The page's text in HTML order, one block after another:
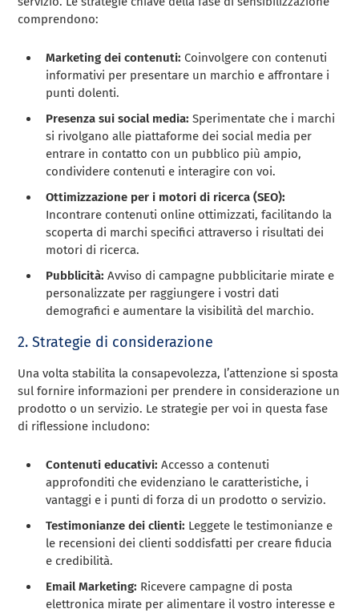
comprendono:
Marketing dei contenuti:Coinvolgere con contenuti
informativi per presentare un marchio e affrontare i
punti dolenti.
Presenza sui social media: Sperimentate che i marchi
si rivolgano alle piattaforme dei social media per
entrare in contatto con un pubblico più ampio,
condividere contenuti e interagire con voi.
Ottimizzazione per i motori di ricerca (SEO):
Incontrare contenuti online ottimizzati, facilitando la
scoperta di marchi specifici attraverso i risultati dei
motori di ricerca.
Pubblicità: Avviso di campagne pubblicitarie mirate e
personalizzate per raggiungere i vostri dati
demografici e aumentare la visibilità del marchio.
2. Strategie di considerazione
Una volta stabilita la consapevolezza, l’attenzione si sposta
sul fornire informazioni per prendere in considerazione un
prodotto o un servizio. Le strategie per voi in questa fase
di riflessione includono:
Contenuti educativi: Accesso a contenuti
approfonditi che evidenziano le caratteristiche, i
vantaggi e i punti di forza di un prodotto o servizio.
Testimonianze dei clienti: Leggete le testimonianze e
le recensioni dei clienti soddisfatti per creare fiducia
e credibilità.
Email Marketing: Ricevere campagne di posta
elettronica mirate per alimentare il vostro interesse e